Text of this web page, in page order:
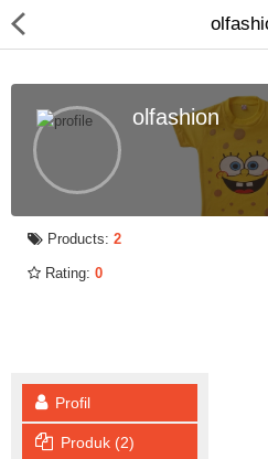
Jam Tangan
Kacamata
Kecantikan
Makanan & Minuman
olfashion
Products: 2
Rating: 0
Profil
Produk (2)